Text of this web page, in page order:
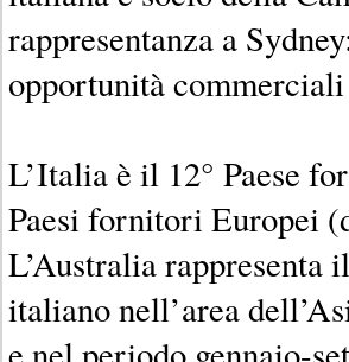
rappresentanza a
opportunità
L’Italia è il 12° Paese
Paesi fornitori Europei
L’Australia rappresenta
italiano nell’area